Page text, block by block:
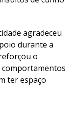
agradeceu
durante a
o
comportamentos
ter espaço